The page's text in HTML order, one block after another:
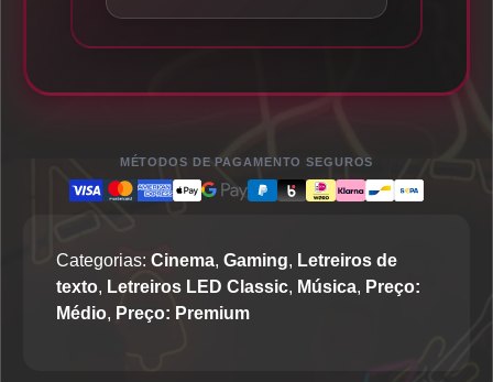
MÉTODOS DE PAGAMENTO SEGUROS
Categorias: Cinema, Gaming, Letreiros de
texto, Letreiros LED Classic, Música, Preço:
Médio, Preço: Premium